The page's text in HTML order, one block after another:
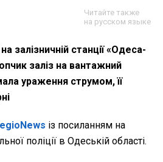
Читайте также
на русском языке
залізничній станції «Одеса-
заліз на вантажний
ураження струмом, її
із посиланням на
поліції в Одеській області.